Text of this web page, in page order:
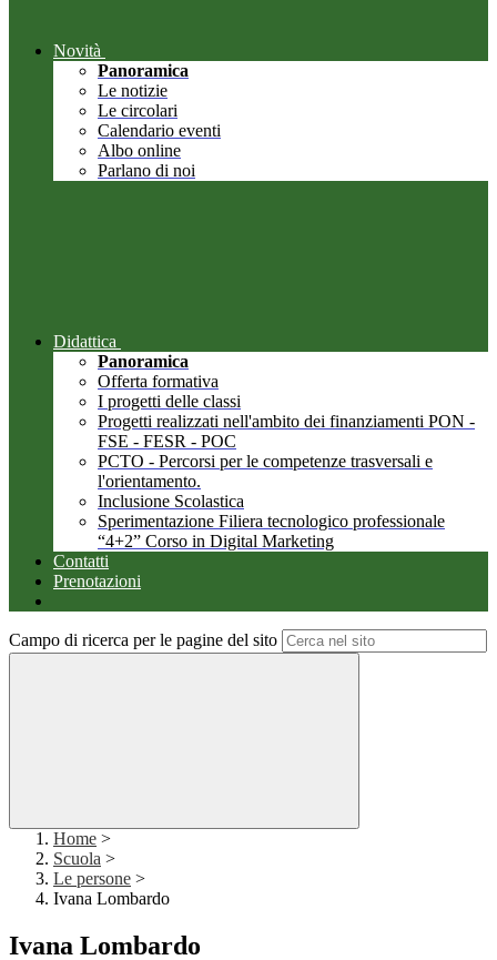
Novità
Panoramica
Le notizie
Le circolari
Calendario eventi
Albo online
Parlano di noi
Didattica
Panoramica
Offerta formativa
I progetti delle classi
Progetti realizzati nell'ambito dei finanziamenti PON -
FSE - FESR - POC
PCTO - Percorsi per le competenze trasversali e
l'orientamento.
Inclusione Scolastica
Sperimentazione Filiera tecnologico professionale
“4+2” Corso in Digital Marketing
Contatti
Prenotazioni
Campo di ricerca per le pagine del sito
Home >
Scuola >
Le persone >
Ivana Lombardo
Ivana Lombardo